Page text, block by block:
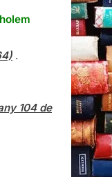
.
104 de